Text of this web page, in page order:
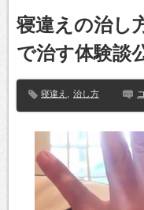
寝違えの治し
で治す体験談
寝違え 治し方